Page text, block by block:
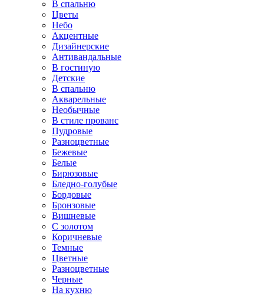
В спальню
Цветы
Небо
Акцентные
Дизайнерские
Антивандальные
В гостиную
Детские
В спальню
Акварельные
Необычные
В стиле прованс
Пудровые
Разноцветные
Бежевые
Белые
Бирюзовые
Бледно-голубые
Бордовые
Бронзовые
Вишневые
С золотом
Коричневые
Темные
Цветные
Разноцветные
Черные
На кухню